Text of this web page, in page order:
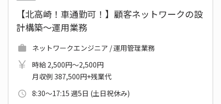
【北高崎！車通勤可！】顧客ネットワークの設
計構築～運用業務
ネットワークエンジニア / 運用管理業務
時給 2,500円～2,500円
月収例 387,500円+残業代
8:30～17:15 週5日 (土日祝休み)